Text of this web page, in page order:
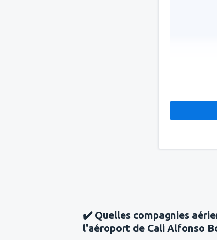
✔️ Quelles compagnies
l'aéroport de Cali Alfonso